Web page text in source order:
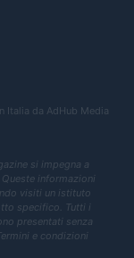
Italia da AdHub Media
si impegna a
informazioni
visiti un istituto
specifico. Tutti i
presentati senza
e condizioni